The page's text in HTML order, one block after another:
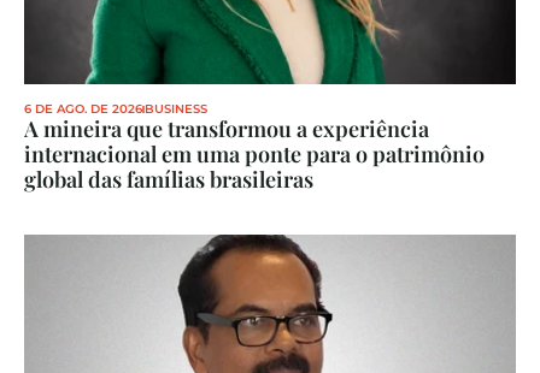
6 DE AGO. DE 2026 BUSINESS
A mineira que transformou a experiência
internacional em uma ponte para o patrimônio
global das famílias brasileiras